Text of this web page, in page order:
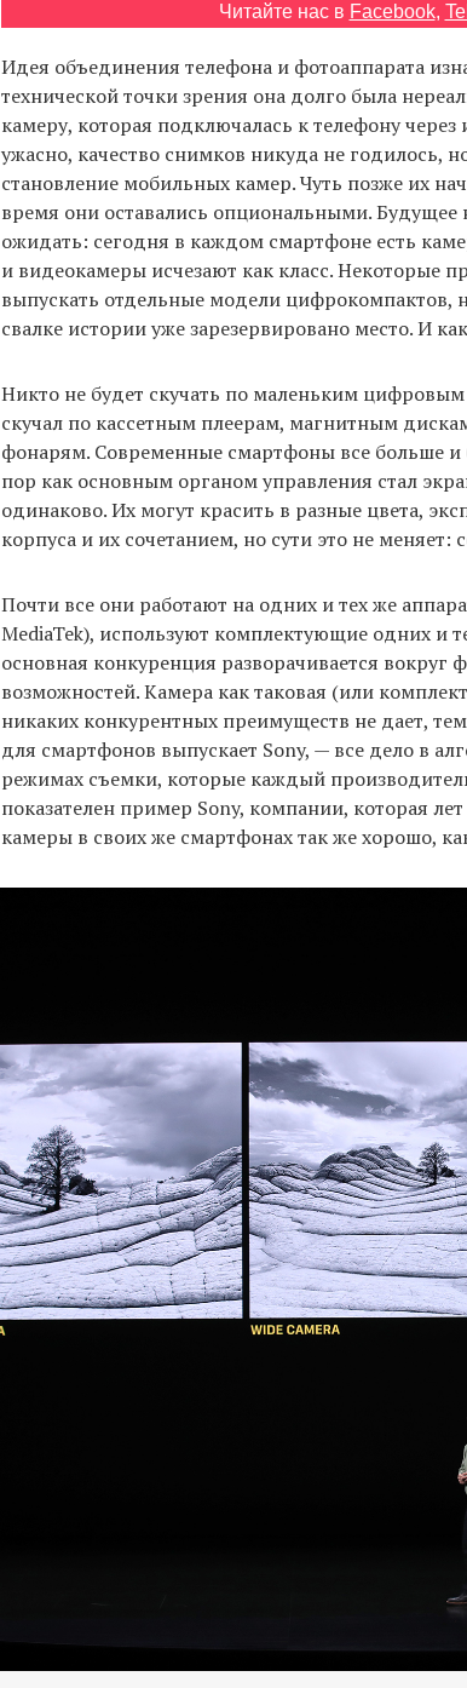
Читайте нас в Facebook,
Идея объединения телефона и фотоаппарата
технической точки зрения она долго была
камеру, которая подключалась к телефону
ужасно, качество снимков никуда не годилось,
становление мобильных камер. Чуть позже их
время они оставались опциональными.
ожидать: сегодня в каждом смартфоне есть
и видеокамеры исчезают как класс. Некоторые
выпускать отдельные модели цифрокомпактов,
свалке истории уже зарезервировано место. И
Никто не будет скучать по маленьким
скучал по кассетным плеерам, магнитным
фонарям. Современные смартфоны все больше и
пор как основным органом управления стал
одинаково. Их могут красить в разные цвета,
корпуса и их сочетанием, но сути это не
Почти все они работают на одних и тех же
MediaTek), используют комплектующие одних и
основная конкуренция разворачивается
возможностей. Камера как таковая (или
никаких конкурентных преимуществ не дает,
для смартфонов выпускает Sony, — все дело в
режимах съемки, которые каждый
показателен пример Sony, компании, которая
камеры в своих же смартфонах так же хорошо,